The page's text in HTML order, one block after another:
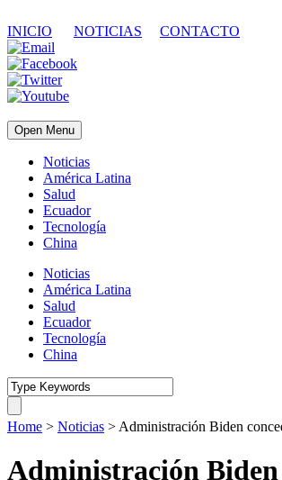
INICIO NOTICIAS CONTACTO
Open Menu
Noticias
América Latina
Salud
Ecuador
Tecnología
China
Noticias
América Latina
Salud
Ecuador
Tecnología
China
Home > Noticias > Administración Biden
Administración Biden